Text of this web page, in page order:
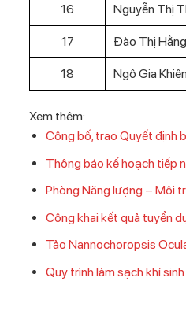
16 Nguyễn Thị
17 Đào Thị Hằng
18 Ngô Gia
Xem thêm:
Công bố, trao Quyết định
Thông báo kế hoạch tiếp
Phòng Năng lượng – Môi
Công khai kết quả tuyển
Tảo Nannochoropsis
Quy trình làm sạch khí